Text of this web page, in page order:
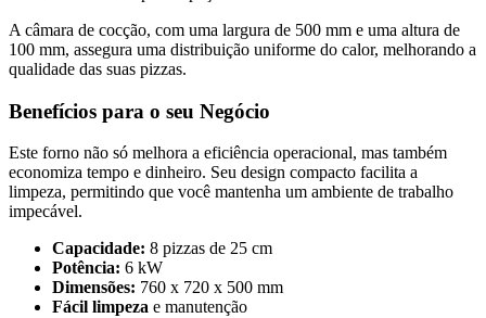
A câmara de cocção, com uma largura de 500 mm e uma altura de
100 mm, assegura uma distribuição uniforme do calor, melhorando a
qualidade das suas pizzas.
Benefícios para o seu Negócio
Este forno não só melhora a eficiência operacional, mas também
economiza tempo e dinheiro. Seu design compacto facilita a
limpeza, permitindo que você mantenha um ambiente de trabalho
impecável.
Capacidade: 8 pizzas de 25 cm
Potência: 6 kW
Dimensões: 760 x 720 x 500 mm
Fácil limpeza e manutenção